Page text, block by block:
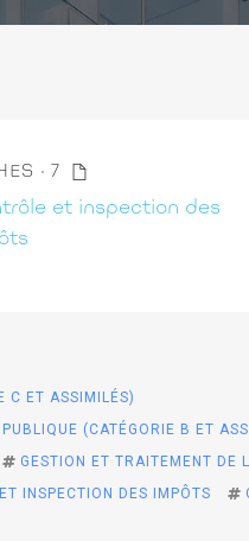
7
et inspection des
C ET ASSIMILÉS)
(CATÉGORIE B ET
GESTION ET TRAITEMENT DE
INSPECTION DES IMPÔTS